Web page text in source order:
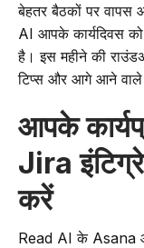
बेहतर बैठकों पर वापस
AI आपके कार्यदिवस
है। इस महीने की
टिप्स और आगे आने
आपके
Jira
करें
Read AI के Asana